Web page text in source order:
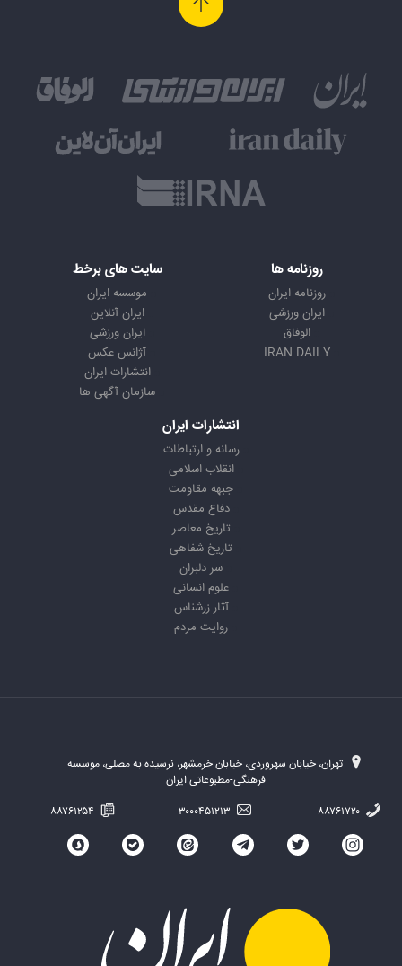
روزنامه ها
روزنامه ایران
ایران ورزشی
الوفاق
IRAN DAILY
سایت های برخط
موسسه ایران
ایران آنلاین
ایران ورزشی
آژانس عکس
انتشارات ایران
سازمان آگهی ها
انتشارات ایران
رسانه و ارتباطات
انقلاب اسلامی
جبهه مقاومت
دفاع مقدس
تاریخ معاصر
تاریخ شفاهی
سر دلبران
علوم انسانی
آثار زرشناس
روایت مردم
تهران، خیابان سهروردی، خیابان خرمشهر، نرسیده به مصلی، موسسه
فرهنگی-مطبوعاتی ایران